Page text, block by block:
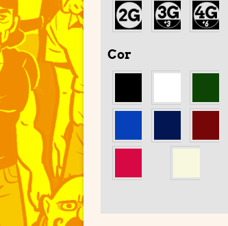
Cor
' ' '
' '